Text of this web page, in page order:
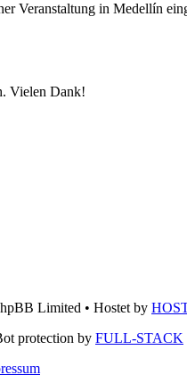
Ver­an­stal­tung in Medellín
Vielen Dank!
Limited • Hostet by
protection by FULL-STACK